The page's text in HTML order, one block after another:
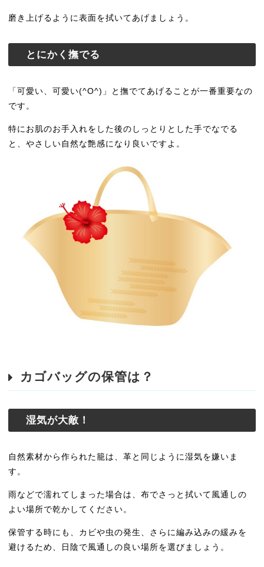
磨き上げるように表面を拭いてあげましょう。
とにかく撫でる
「可愛い、可愛い(^O^)」と撫でてあげることが一番重要なの
です。
特にお肌のお手入れをした後のしっとりとした手でなでる
と、やさしい自然な艶感になり良いですよ。
カゴバッグの保管は？
湿気が大敵！
自然素材から作られた籠は、革と同じように湿気を嫌いま
す。
雨などで濡れてしまった場合は、布でさっと拭いて風通しの
よい場所で乾かしてください。
保管する時にも、カビや虫の発生、さらに編み込みの緩みを
避けるため、日陰で風通しの良い場所を選びましょう。